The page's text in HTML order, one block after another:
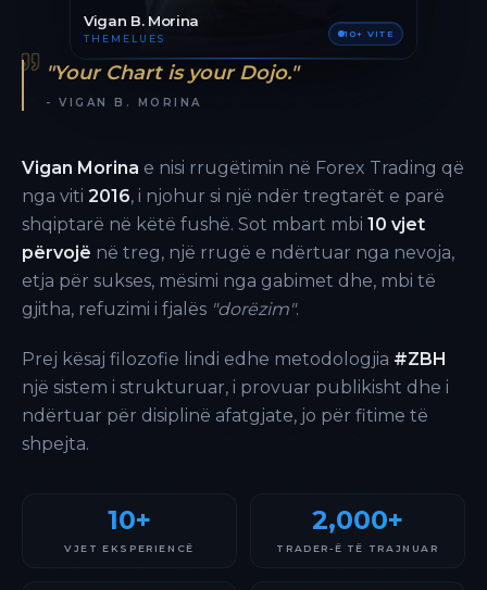
Vigan B. Morina
THEMELUES 10+ VITE
"Your Chart is your Dojo."
- VIGAN B. MORINA
Vigan Morina e nisi rrugëtimin në Forex Trading që
nga viti 2016, i njohur si një ndër tregtarët e parë
shqiptarë në këtë fushë. Sot mbart mbi 10 vjet
përvojë në treg, një rrugë e ndërtuar nga nevoja,
etja për sukses, mësimi nga gabimet dhe, mbi të
gjitha, refuzimi i fjalës "dorëzim".
Prej kësaj filozofie lindi edhe metodologjia #ZBH
një sistem i strukturuar, i provuar publikisht dhe i
ndërtuar për disiplinë afatgjate, jo për fitime të
shpejta.
10+
VJET EKSPERIENCË
2,000+
TRADER-Ë TË TRAJNUAR